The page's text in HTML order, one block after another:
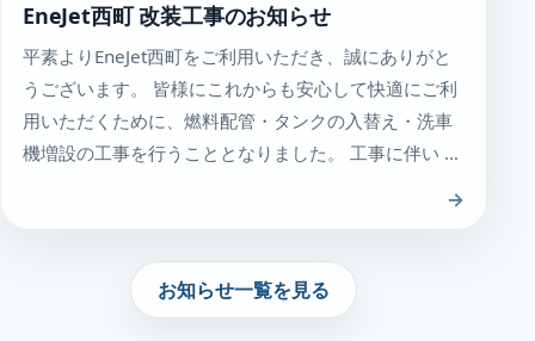
EneJet西町 改装工事のお知らせ
平素よりEneJet西町をご利用いただき、誠にありがと
うございます。 皆様にこれからも安心して快適にご利
用いただくために、燃料配管・タンクの入替え・洗車
機増設の工事を行うこととなりました。 工事に伴い …
→
お知らせ一覧を見る